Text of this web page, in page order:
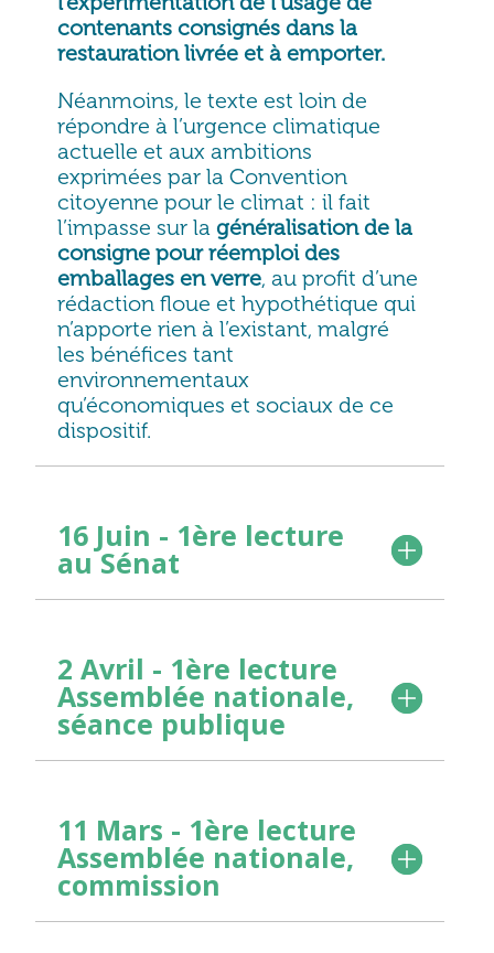
contenants consignés dans la
restauration livrée et à emporter.
Néanmoins, le texte est loin de
répondre à l’urgence climatique
actuelle et aux ambitions
exprimées par la Convention
citoyenne pour le climat : il fait
l’impasse sur lagénéralisation de la
consigne pour réemploi des
emballages en verre, au profit d’une
rédaction floue et hypothétique qui
n’apporte rien à l’existant, malgré
les bénéfices tant
environnementaux
qu’économiques et sociaux de ce
dispositif.
16 Juin - 1ère lecture
au Sénat
2 Avril - 1ère lecture
Assemblée nationale,
séance publique
11 Mars - 1ère lecture
Assemblée nationale,
commission